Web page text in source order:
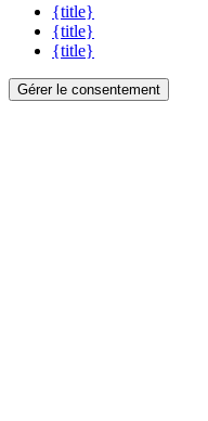
{title}
{title}
{title}
Gérer le consentement